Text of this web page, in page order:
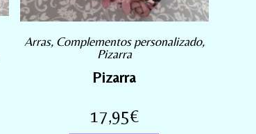
Arras, Complementos personalizado,
Pizarra
Pizarra
17,95€